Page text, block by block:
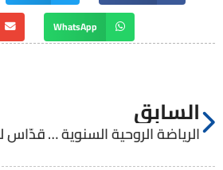
WhatsApp
السابق
الرياضة الروحية السنوية لطلاب الإكليريكية الكبرى 2021م